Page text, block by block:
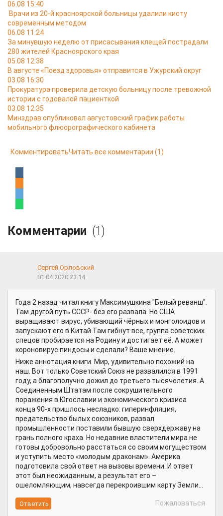
06.08 15:40
Врачи из 20-й красноярской больницы удалили кисту
современным методом
06.08 11:24
За минувшую неделю от присасывания клещей пострадали
280 жителей Красноярского края
05.08 12:38
В августе «Поезд здоровья» отправится в Ужурский округ
03.08 16:30
Прокуратура проверила детскую больницу после тревожной
истории с годовалой пациенткой
03.08 12:35
Минздрав опубликовал августовский график работы
мобильного флюорографического кабинета
КомментироватьЧитать все комментарии (1)
Комментарии (1)
Сергей Орловский
01.04.2020 23:14
Года 2 назад читал книгу Максимушкина "Белый реванш".
Там другой путь СССР- без его развала. Но США
выращивают вирус, убивающий чёрных и монголоидов и
запускают его в Китай Там гибнут все, группа советских
спецов пробирается на Родину и достигает её. А может
короновирус пиндосы и сделали? Ваше мнение.
Ниже аннотация книги. Мир, удивительно похожий на
наш. Вот только Советский Союз не развалился в 1991
году, а благополучно дожил до третьего тысячелетия. А
Соединенным Штатам после сокрушительного
поражения в Югославии и экономического кризиса
конца 90-х пришлось несладко: гиперинфляция,
предательство былых союзников, развал
промышленности поставили бывшую сверхдержаву на
грань полного краха. Но недавние властители мира не
готовы добровольно расстаться со своим могуществом
и уступить место «молодым драконам». Америка
подготовила свой ответ на вызовы времени. И ответ
этот был неожиданным, а результат его –
ошеломляющим, навсегда перекроившим карту Земли…
Пожаловаться